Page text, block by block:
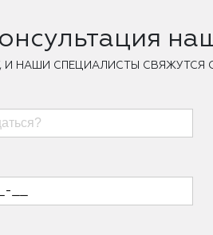
И НАШИ СПЕЦИАЛИСТЫ